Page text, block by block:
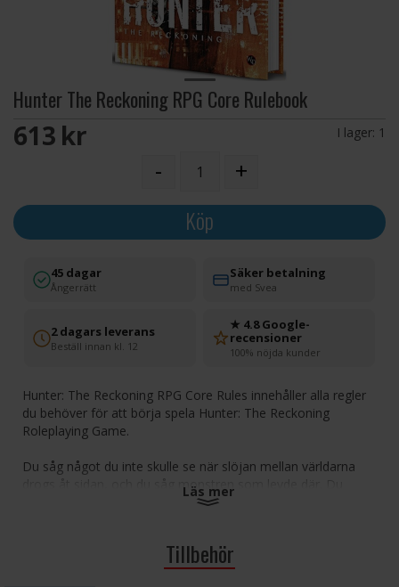
Hunter The Reckoning RPG Core Rulebook
613 SEK I lager: 1
- +
Köp
45 dagar
Ångerrätt
Säker betalning
med Svea
2 dagars leverans
Beställ innan kl. 12
★ 4.8 Google-
recensioner
100% nöjda kunder
Hunter: The Reckoning RPG Core Rules innehåller alla regler
du behöver för att börja spela Hunter: The Reckoning
Roleplaying Game.
Du såg något du inte skulle se när slöjan mellan världarna
drogs åt sidan, och du såg monstren som levde där. Du
skildrade de tragedier de orsakade. Du förstod vidden av
lovade att göra något åt det. Ikväll agerar ni. Det är dags för
Läs mer
Tillbehör